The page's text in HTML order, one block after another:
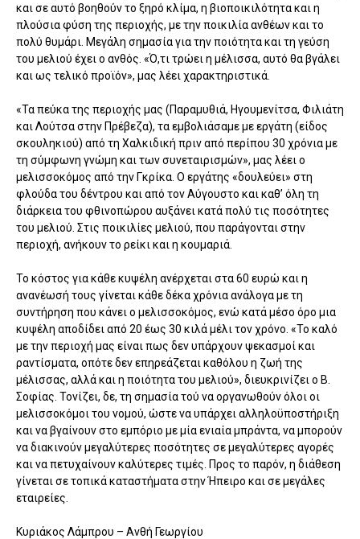
και σε αυτό βοηθούν το ξηρό κλίμα, η βιοποικιλότητα και η
πλούσια φύση της περιοχής, με την ποικιλία ανθέων και το
πολύ θυμάρι. Μεγάλη σημασία για την ποιότητα και τη γεύση
του μελιού έχει ο ανθός. «Ό,τι τρώει η μέλισσα, αυτό θα βγάλει
και ως τελικό προϊόν», μας λέει χαρακτηριστικά.
«Τα πεύκα της περιοχής μας (Παραμυθιά, Ηγουμενίτσα, Φιλιάτη
και Λούτσα στην Πρέβεζα), τα εμβολιάσαμε με εργάτη (είδος
σκουληκιού) από τη Χαλκιδική πριν από περίπου 30 χρόνια με
τη σύμφωνη γνώμη και των συνεταιρισμών», μας λέει ο
μελισσοκόμος από την Γκρίκα. Ο εργάτης «δουλεύει» στη
φλούδα του δέντρου και από τον Αύγουστο και καθ’ όλη τη
διάρκεια του φθινοπώρου αυξάνει κατά πολύ τις ποσότητες
του μελιού. Στις ποικιλίες μελιού, που παράγονται στην
περιοχή, ανήκουν το ρείκι και η κουμαριά.
Το κόστος για κάθε κυψέλη ανέρχεται στα 60 ευρώ και η
ανανέωσή τους γίνεται κάθε δέκα χρόνια ανάλογα με τη
συντήρηση που κάνει ο μελισσοκόμος, ενώ κατά μέσο όρο μια
κυψέλη αποδίδει από 20 έως 30 κιλά μέλι τον χρόνο. «Το καλό
με την περιοχή μας είναι πως δεν υπάρχουν ψεκασμοί και
ραντίσματα, οπότε δεν επηρεάζεται καθόλου η ζωή της
μέλισσας, αλλά και η ποιότητα του μελιού», διευκρινίζει ο Β.
Σοφίας. Τονίζει, δε, τη σημασία τού να οργανωθούν όλοι οι
μελισσοκόμοι του νομού, ώστε να υπάρχει αλληλοϋποστήριξη
και να βγαίνουν στο εμπόριο με μία ενιαία μπράντα, να μπορούν
να διακινούν μεγαλύτερες ποσότητες σε μεγαλύτερες αγορές
και να πετυχαίνουν καλύτερες τιμές. Προς το παρόν, η διάθεση
γίνεται σε τοπικά καταστήματα στην Ήπειρο και σε μεγάλες
εταιρείες.
Κυριάκος Λάμπρου – Ανθή Γεωργίου